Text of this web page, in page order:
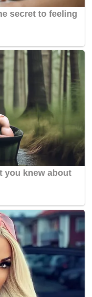
polis
risikan dan
wawancara
dakwaan
dan tangkapan
dirancang awal.
semasa
polis dari
terdapat artis terkenal
pengeledahan di
6,000 biji pil Yaba
dua individu
dilakukan seperti
mangsa.
enam tahanan di
pihaknya kini
keputusan ujian